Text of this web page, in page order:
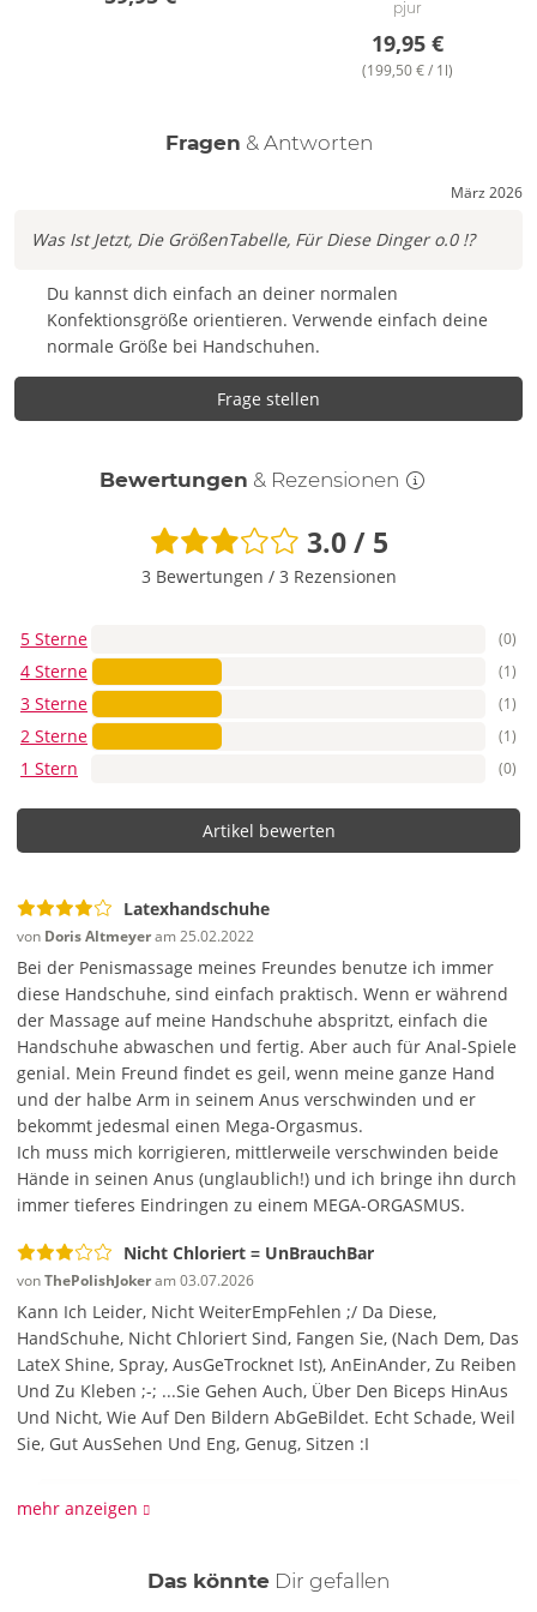
pjur
19,95 €
(199,50 € / 1l)
Fragen & Antworten
März 2026
Was Ist Jetzt, Die GrößenTabelle, Für Diese Dinger o.0 !?
Du kannst dich einfach an deiner normalen
Konfektionsgröße orientieren. Verwende einfach deine
normale Größe bei Handschuhen.
Frage stellen
Bewertungen & Rezensionen
3.0 / 5
3 Bewertungen / 3 Rezensionen
5 Sterne (0)
4 Sterne (1)
3 Sterne (1)
2 Sterne (1)
1 Stern (0)
Artikel bewerten
Latexhandschuhe
von Doris Altmeyeram 25.02.2022
Bei der Penismassage meines Freundes benutze ich immer
diese Handschuhe, sind einfach praktisch. Wenn er während
der Massage auf meine Handschuhe abspritzt, einfach die
Handschuhe abwaschen und fertig. Aber auch für Anal-Spiele
genial. Mein Freund findet es geil, wenn meine ganze Hand
und der halbe Arm in seinem Anus verschwinden und er
bekommt jedesmal einen Mega-Orgasmus.
Ich muss mich korrigieren, mittlerweile verschwinden beide
Hände in seinen Anus (unglaublich!) und ich bringe ihn durch
immer tieferes Eindringen zu einem MEGA-ORGASMUS.
Nicht Chloriert = UnBrauchBar
vonThePolishJokeram 03.07.2026
Kann Ich Leider, Nicht WeiterEmpFehlen ;/ Da Diese,
HandSchuhe, Nicht Chloriert Sind, Fangen Sie, (Nach Dem, Das
LateX Shine, Spray, AusGeTrocknet Ist), AnEinAnder, Zu Reiben
Und Zu Kleben ;-; ...Sie Gehen Auch, Über Den Biceps HinAus
Und Nicht, Wie Auf Den Bildern AbGeBildet. Echt Schade, Weil
Sie, Gut AusSehen Und Eng, Genug, Sitzen :I
ORION Kundenservice
überzeugen konnten.
mehr anzeigen
Das könnte Dir auch
gefallen